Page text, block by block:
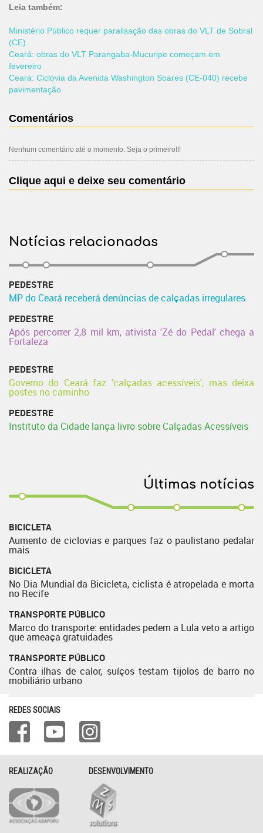
Leia também:
Ministério Público requer paralisação das obras do VLT de Sobral
(CE)
Ceará: obras do VLT Parangaba-Mucuripe começam em
fevereiro
Ceará: Ciclovia da Avenida Washington Soares (CE-040) recebe
pavimentação
Comentários
Nenhum comentário até o momento. Seja o primeiro!!!
Clique aqui e deixe seu comentário
Notícias relacionadas
PEDESTRE
MP do Ceará receberá denúncias de calçadas irregulares
PEDESTRE
Após percorrer 2,8 mil km, ativista 'Zé do Pedal' chega a
Fortaleza
PEDESTRE
Governo do Ceará faz 'calçadas acessíveis', mas deixa
postes no caminho
PEDESTRE
Instituto da Cidade lança livro sobre Calçadas Acessíveis
Últimas notícias
BICICLETA
Aumento de ciclovias e parques faz o paulistano pedalar
mais
BICICLETA
No Dia Mundial da Bicicleta, ciclista é atropelada e morta
no Recife
TRANSPORTE PÚBLICO
Marco do transporte: entidades pedem a Lula veto a artigo
que ameaça gratuidades
TRANSPORTE PÚBLICO
Contra ilhas de calor, suíços testam tijolos de barro no
mobiliário urbano
REDES SOCIAIS
REALIZAÇÃO DESENVOLVIMENTO